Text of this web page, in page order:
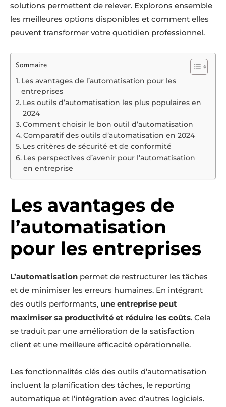
solutions permettent de relever. Explorons ensemble
les meilleures options disponibles et comment elles
peuvent transformer votre quotidien professionnel.
Sommaire
Les avantages de l’automatisation pour les
entreprises
Les outils d’automatisation les plus populaires en
2024
Comment choisir le bon outil d’automatisation
Comparatif des outils d’automatisation en 2024
Les critères de sécurité et de conformité
Les perspectives d’avenir pour l’automatisation
en entreprise
Les avantages de
l’automatisation
pour les entreprises
L’automatisation permet de restructurer les tâches
et de minimiser les erreurs humaines. En intégrant
des outils performants, une entreprise peut
maximiser sa productivité et réduire les coûts. Cela
se traduit par une amélioration de la satisfaction
client et une meilleure efficacité opérationnelle.
Les fonctionnalités clés des outils d’automatisation
incluent la planification des tâches, le reporting
automatique et l’intégration avec d’autres logiciels.